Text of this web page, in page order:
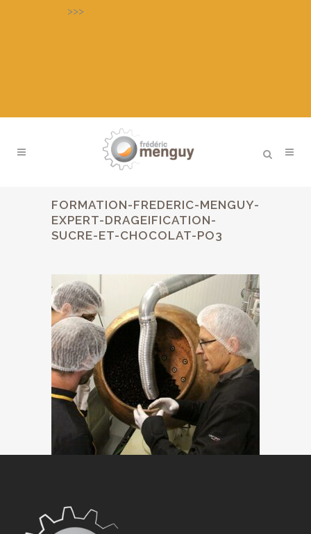
>>>
FORMATION-FREDERIC-MENGUY-
EXPERT-DRAGEIFICATION-
SUCRE-ET-CHOCOLAT-PO3